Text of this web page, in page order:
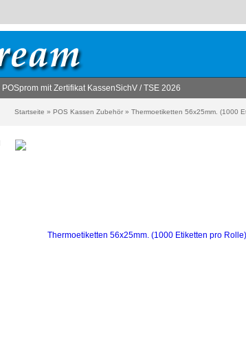
mit Zertifikat KassenSichV / TSE 2026
Startseite » POS Kassen Zubehör » Thermoetiketten 56x25mm. (1000